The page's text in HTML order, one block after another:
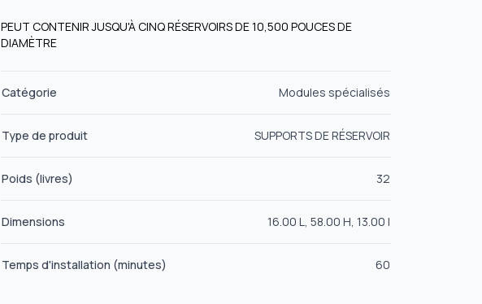
PEUT CONTENIR JUSQU'À CINQ RÉSERVOIRS DE 10,500 POUCES DE
DIAMÈTRE
Catégorie Modules spécialisés
Type de produit SUPPORTS DE RÉSERVOIR
Poids (livres) 32
Dimensions 16.00 L, 58.00 H, 13.00 l
Temps d'installation (minutes) 60